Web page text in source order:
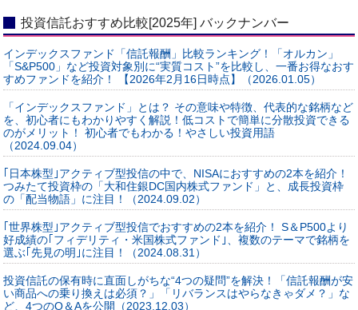
投資信託おすすめ比較[2025年] バックナンバー
インデックスファンド「信託報酬」比較ランキング！「オルカン」
「S&P500」など投資対象別に“実質コスト”を比較し、一番お得なおす
すめファンドを紹介！ 【2026年2月16日時点】（2026.01.05）
「インデックスファンド」とは？ その意味や特徴、代表的な銘柄など
を、初心者にもわかりやすく解説！低コストで簡単に分散投資できる
のがメリット！ 初心者でもわかる！やさしい投資用語
（2024.09.04）
｢日本株型｣アクティブ型投信の中で、NISAにおすすめの2本を紹介！
つみたて投資枠の「大和住銀DC国内株式ファンド」と、成長投資枠
の「配当物語」に注目！（2024.09.02）
｢世界株型｣アクティブ型投信でおすすめの2本を紹介！ S＆P500より
好成績の｢フィデリティ・米国株式ファンド｣、複数のテーマで銘柄を
選ぶ｢先見の明｣に注目！（2024.08.31）
投資信託の保有時に直面しがちな“4つの疑問”を解決！「信託報酬が安
い商品への乗り換えは必須？」「リバランスはやらなきゃダメ？」な
ど、4つのQ＆Aを公開（2023.12.03）